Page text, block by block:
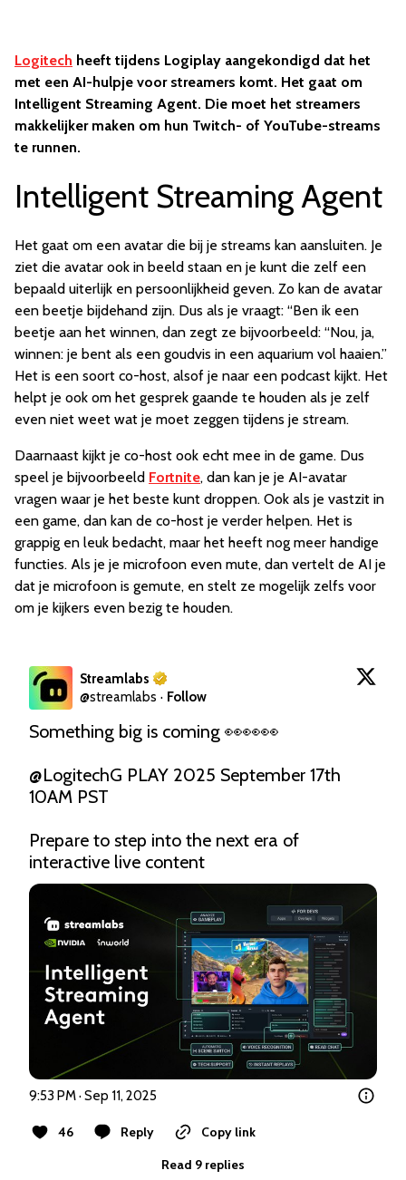
Logitech heeft tijdens Logiplay aangekondigd dat het
met een AI-hulpje voor streamers komt. Het gaat om
Intelligent Streaming Agent. Die moet het streamers
makkelijker maken om hun Twitch- of YouTube-streams
te runnen.
Intelligent Streaming Agent
Het gaat om een avatar die bij je streams kan aansluiten. Je
ziet die avatar ook in beeld staan en je kunt die zelf een
bepaald uiterlijk en persoonlijkheid geven. Zo kan de avatar
een beetje bijdehand zijn. Dus als je vraagt: “Ben ik een
beetje aan het winnen, dan zegt ze bijvoorbeeld: “Nou, ja,
winnen: je bent als een goudvis in een aquarium vol haaien.”
Het is een soort co-host, alsof je naar een podcast kijkt. Het
helpt je ook om het gesprek gaande te houden als je zelf
even niet weet wat je moet zeggen tijdens je stream.
Daarnaast kijkt je co-host ook echt mee in de game. Dus
speel je bijvoorbeeld Fortnite, dan kan je je AI-avatar
vragen waar je het beste kunt droppen. Ook als je vastzit in
een game, dan kan de co-host je verder helpen. Het is
grappig en leuk bedacht, maar het heeft nog meer handige
functies. Als je je microfoon even mute, dan vertelt de AI je
dat je microfoon is gemute, en stelt ze mogelijk zelfs voor
om je kijkers even bezig te houden.
Streamlabs
@streamlabs · Follow
Something big is coming 👀👀👀
@LogitechG PLAY 2025 September 17th
10AM PST
Prepare to step into the next era of
interactive live content
9:53 PM · Sep 11, 2025
46 Reply
Copy link
Read 9 replies